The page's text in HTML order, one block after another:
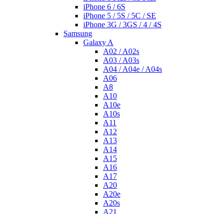
iPhone 6 / 6S
iPhone 5 / 5S / 5C / SE
iPhone 3G / 3GS / 4 / 4S
Samsung
Galaxy A
A02 / A02s
A03 / A03s
A04 / A04e / A04s
A06
A8
A10
A10e
A10s
A11
A12
A13
A14
A15
A16
A17
A20
A20e
A20s
A21